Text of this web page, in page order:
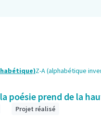
Z-A (alphabétique
poésie prend de la
Projet réalisé